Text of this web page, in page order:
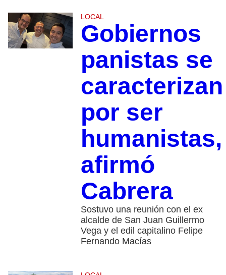
LOCAL
Gobiernos
panistas se
caracterizan
por ser
humanistas,
afirmó
Cabrera
Sostuvo una reunión con el ex
alcalde de San Juan Guillermo
Vega y el edil capitalino Felipe
Fernando Macías